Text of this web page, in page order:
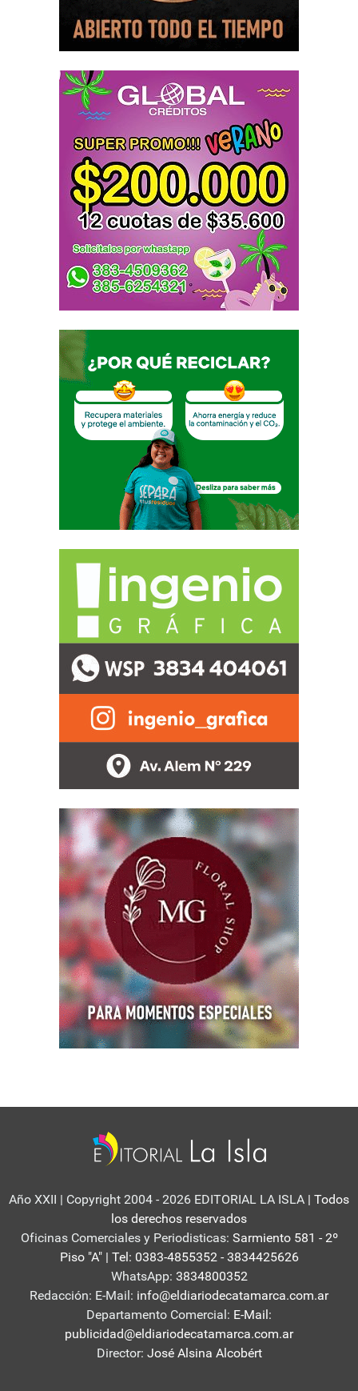
Año XXII | Copyright 2004 - 2026 EDITORIAL LA ISLA | Todos
los derechos reservados
Oficinas Comerciales y Periodisticas: Sarmiento 581 - 2º
Piso "A" | Tel: 0383-4855352 - 3834425626
WhatsApp: 3834800352
Redacción: E-Mail: info@eldiariodecatamarca.com.ar
Departamento Comercial: E-Mail:
publicidad@eldiariodecatamarca.com.ar
Director: José Alsina Alcobért